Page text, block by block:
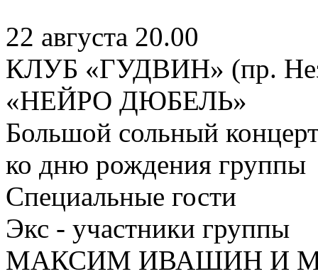
22 августа 20.00
КЛУБ «ГУДВИН» (пр.
«НЕЙРО ДЮБЕЛЬ»
Большой сольный
ко дню рождения группы
Специальные гости
Экс - участники группы
МАКСИМ ИВАШИН И